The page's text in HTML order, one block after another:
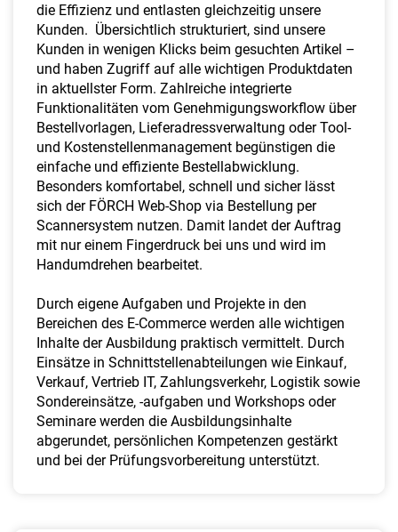
die Effizienz und entlasten gleichzeitig unsere
Kunden. Übersichtlich strukturiert, sind unsere
Kunden in wenigen Klicks beim gesuchten Artikel –
und haben Zugriff auf alle wichtigen Produktdaten
in aktuellster Form. Zahlreiche integrierte
Funktionalitäten vom Genehmigungsworkflow über
Bestellvorlagen, Lieferadressverwaltung oder Tool-
und Kostenstellenmanagement begünstigen die
einfache und effiziente Bestellabwicklung.
Besonders komfortabel, schnell und sicher lässt
sich der FÖRCH Web-Shop via Bestellung per
Scannersystem nutzen. Damit landet der Auftrag
mit nur einem Fingerdruck bei uns und wird im
Handumdrehen bearbeitet.
Durch eigene Aufgaben und Projekte in den
Bereichen des E-Commerce werden alle wichtigen
Inhalte der Ausbildung praktisch vermittelt. Durch
Einsätze in Schnittstellenabteilungen wie Einkauf,
Verkauf, Vertrieb IT, Zahlungsverkehr, Logistik sowie
Sondereinsätze, -aufgaben und Workshops oder
Seminare werden die Ausbildungsinhalte
abgerundet, persönlichen Kompetenzen gestärkt
und bei der Prüfungsvorbereitung unterstützt.